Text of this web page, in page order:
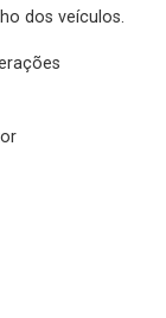
dos veículos.